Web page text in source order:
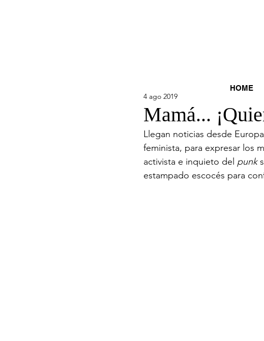
Mamá...
4 ago 2019
Llegan noticias desde
feminista, para expresar los
activista e inquieto del punk
estampado escocés para
HOME